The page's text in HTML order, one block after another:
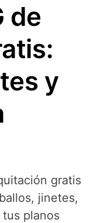
de
y
gratis
jinetes,
planos